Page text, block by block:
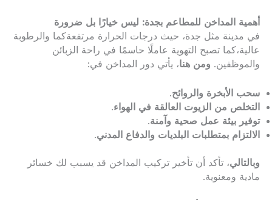
أهمية المداخن للمطاعم بجدة: ليس خيارًا بل ضرورة
في مدينة مثل جدة، حيث درجات الحرارة مرتفعةكما والرطوبة
عالية،كما تصبح التهوية عاملًا حاسمًا في راحة الزبائن
والموظفين. ومن هنا، يأتي دور المداخن في:
سحب الأبخرة والروائح.
التخلص من الزيوت العالقة في الهواء.
توفير بيئة عمل صحية وآمنة.
الالتزام بمتطلبات البلديات والدفاع المدني.
وبالتالي، تأكد أن تأخير تركيب المداخن قد يسبب لك خسائر
مادية ومعنوية.